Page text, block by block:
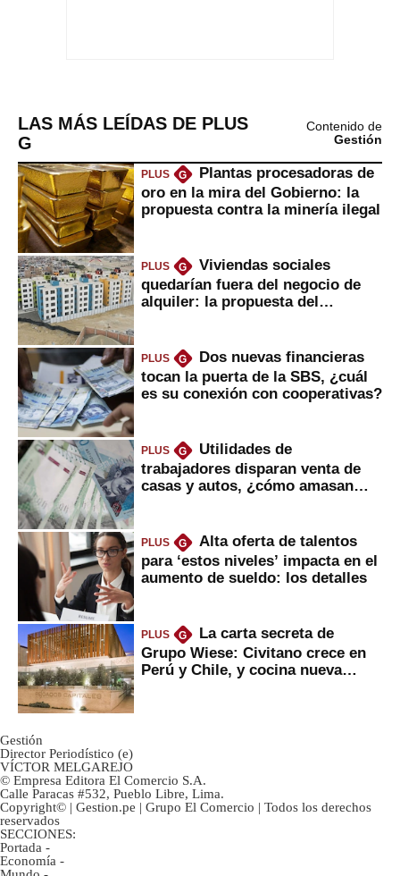
LAS MÁS LEÍDAS DE PLUS
G
Contenido de
Gestión
PLUS G
Plantas procesadoras de
oro en la mira del Gobierno: la
propuesta contra la minería ilegal
PLUS G
Viviendas sociales
quedarían fuera del negocio de
alquiler: la propuesta del
PLUS G
Dos nuevas financieras
tocan la puerta de la SBS, ¿cuál
es su conexión con cooperativas?
PLUS G
Utilidades de
trabajadores disparan venta de
casas y autos, ¿cómo amasan
PLUS G
Alta oferta de talentos
para ‘estos niveles’ impacta en el
aumento de sueldo: los detalles
PLUS G
La carta secreta de
Grupo Wiese: Civitano crece en
Perú y Chile, y cocina nueva
Gestión
Director Periodístico (e)
VÍCTOR MELGAREJO
© Empresa Editora El Comercio S.A.
Calle Paracas #532, Pueblo Libre, Lima.
Copyright© | Gestion.pe | Grupo El Comercio | Todos los derechos
reservados
SECCIONES:
Portada -
Economía -